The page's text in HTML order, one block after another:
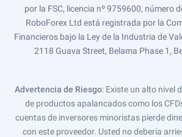
por la FSC, licencia nº 9759600, número
RoboForex Ltd está registrada por la
Financieros bajo la Ley de la Industria de
2118 Guava Street, Belama Phase 1,
Advertencia de Riesgo: Existe un alto nivel
de productos apalancados como los
cuentas de inversores minoristas pierde
con este proveedor. Usted no debería